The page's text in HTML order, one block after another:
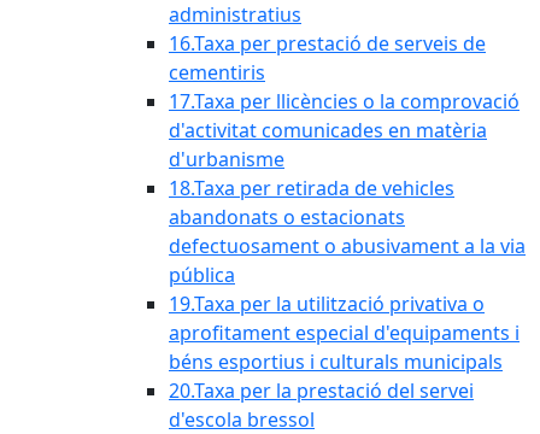
administratius
16.Taxa per prestació de serveis de
cementiris
17.Taxa per llicències o la comprovació
d'activitat comunicades en matèria
d'urbanisme
18.Taxa per retirada de vehicles
abandonats o estacionats
defectuosament o abusivament a la via
pública
19.Taxa per la utilització privativa o
aprofitament especial d'equipaments i
béns esportius i culturals municipals
20.Taxa per la prestació del servei
d'escola bressol